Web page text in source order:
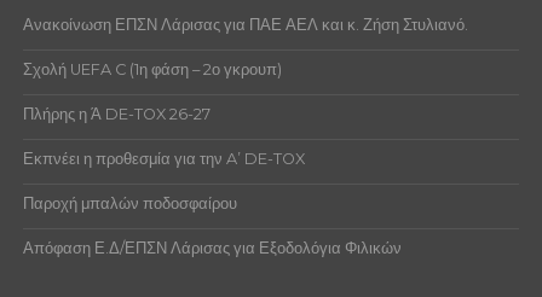
Ανακοίνωση ΕΠΣΝ Λάρισας για ΠΑΕ ΑΕΛ και κ. Ζήση Στυλιανό.
Σχολή UEFA C (1η φάση – 2ο γκρουπ)
Πλήρης η Ά DE-TOX 26-27
Εκπνέει η προθεσμία για την A’ DE-TOX
Παροχή μπαλών ποδοσφαίρου
Απόφαση Ε.Δ/ΕΠΣΝ Λάρισας για Εξοδολόγια Φιλικών